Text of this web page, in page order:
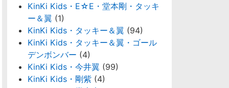
KinKi Kids・E☆E・堂本剛・タッキ
ー＆翼 (1)
KinKi Kids・タッキー＆翼 (94)
KinKi Kids・タッキー＆翼・ゴール
デンボンバー (4)
KinKi Kids・今井翼 (99)
KinKi Kids・剛紫 (4)